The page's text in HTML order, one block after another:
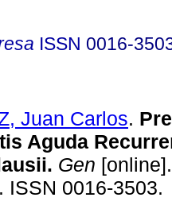
ISSN 0016-
Juan Carlos.
Aguda
Gen
ISSN 0016-3503.